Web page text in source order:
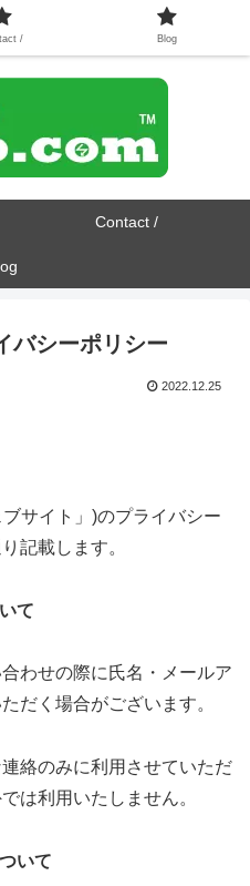
Contact /
シーポリシー
2022.12.25
サイト」)のプライバシー
記載します。
て
わせの際に氏名・メールア
だく場合がございます。
絡のみに利用させていただ
は利用いたしません。
いて
/ Blog